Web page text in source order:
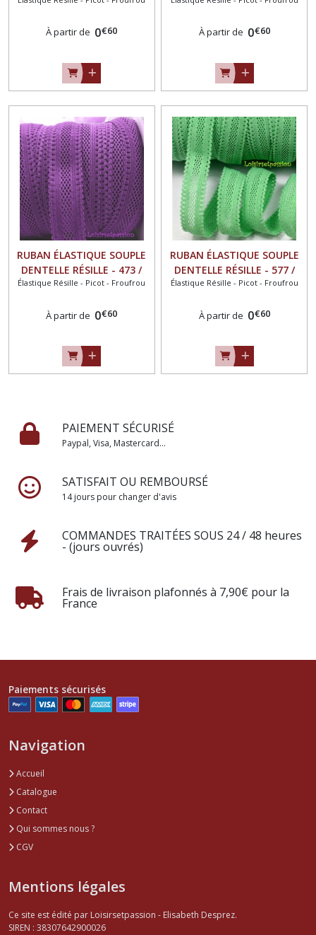
À partir de 0€60 À partir de 0€60
RUBAN ÉLASTIQUE SOUPLE
DENTELLE RÉSILLE - 473 /
AMÉTHYSTE ** 16 mm **
Élastique Résille - Picot - Froufrou
À partir de 0€60
RUBAN ÉLASTIQUE SOUPLE
DENTELLE RÉSILLE - 577 /
VERT SAUGE ** 16 mm **
Élastique Résille - Picot - Froufrou
À partir de 0€60
PAIEMENT SÉCURISÉ
Paypal, Visa, Mastercard...
SATISFAIT OU REMBOURSÉ
14 jours pour changer d'avis
COMMANDES TRAITÉES SOUS 24 / 48 heures
- (jours ouvrés)
Frais de livraison plafonnés à 7,90€ pour la
France
Paiements sécurisés
Navigation
Accueil
Catalogue
Contact
Qui sommes nous ?
CGV
Mentions légales
Ce site est édité par Loisirsetpassion - Elisabeth Desprez.
SIREN : 38307642900026